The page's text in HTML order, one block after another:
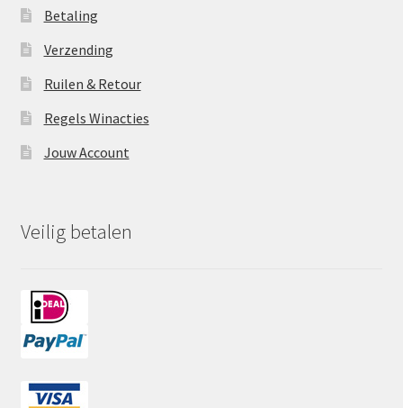
Betaling
Verzending
Ruilen & Retour
Regels Winacties
Jouw Account
Veilig betalen